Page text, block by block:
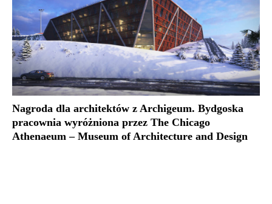
Nagroda dla architektów z Archigeum. Bydgoska
pracownia wyróżniona przez The Chicago
Athenaeum – Museum of Architecture and Design